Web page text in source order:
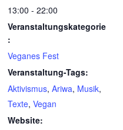
13:00 - 22:00
Veranstaltungskategorie
:
Veganes Fest
Veranstaltung-Tags:
Aktivismus, Ariwa, Musik,
Texte, Vegan
Website: